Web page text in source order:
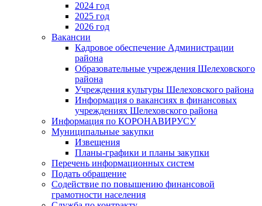
2024 год
2025 год
2026 год
Вакансии
Кадровое обеспечение Администрации
района
Образовательные учреждения Шелеховского
района
Учреждения культуры Шелеховского района
Информация о вакансиях в финансовых
учреждениях Шелеховского района
Информация по КОРОНАВИРУСУ
Муниципальные закупки
Извещения
Планы-графики и планы закупки
Перечень информационных систем
Подать обращение
Содействие по повышению финансовой
грамотности населения